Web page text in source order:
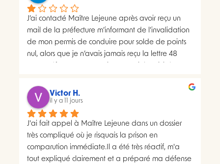
J’ai contacté Maître Lejeune après avoir reçu un
mail de la préfecture m’informant de l’invalidation
de mon permis de conduire pour solde de points
nul, alors que je n’avais jamais reçu la lettre 48
distributions à deux dates différentes, ce qui me
semblait présenter une anomalie nécessitant une
analyse juridique.Après avoir consulté les
nombreux avis positifs concernant Maître Lejeune,
je lui ai envoyé par courriel l’intégralité de mon
dossier. Je lui ai également demandé, à plusieurs
reprises, de m’indiquer clairement le montant de
Victor H.
il y a 11 jours
J'ai fait appel à Maître Lejeune dans un dossier
très compliqué où je risquais la prison en
comparution immédiate.Il a été très réactif, m'a
tout expliqué clairement et a préparé ma défense